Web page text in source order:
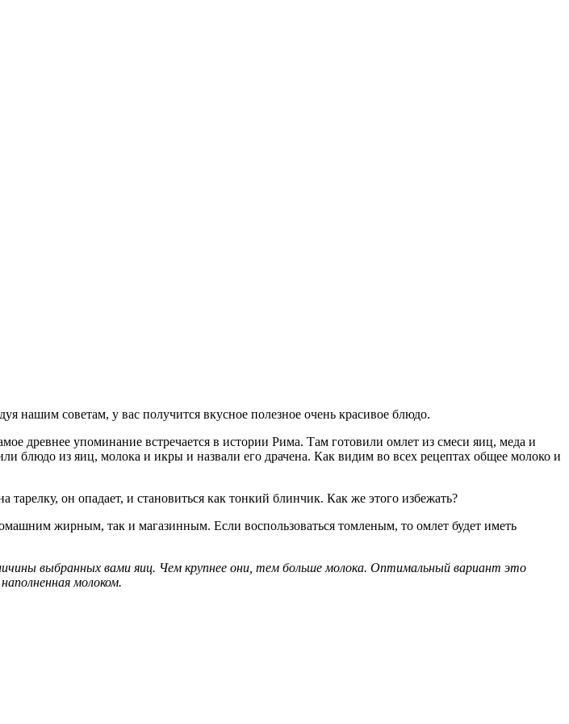
нашим советам, у вас получится вкусное полезное очень красивое блюдо.
древнее упоминание встречается в истории Рима. Там готовили омлет из смеси яиц, меда и
блюдо из яиц, молока и икры и назвали его драчена. Как видим во всех рецептах общее молоко и
он опадает, и становиться как тонкий блинчик. Как же этого избежать?
жирным, так и магазинным. Если воспользоваться томленым, то омлет будет иметь
выбранных вами яиц. Чем крупнее они, тем больше молока. Оптимальный вариант это
молоком.